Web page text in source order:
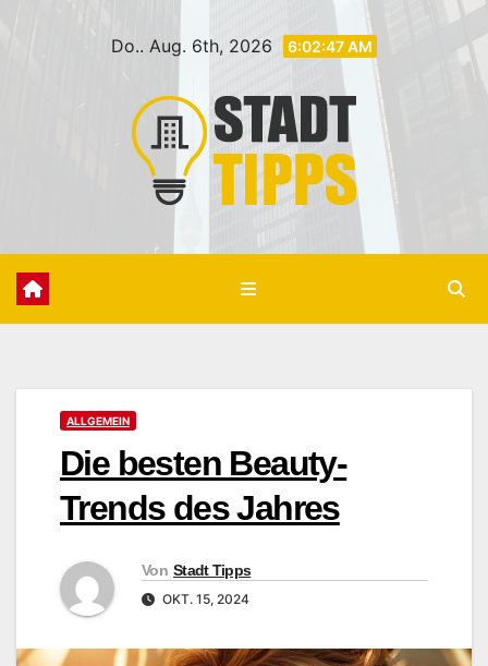
Do.. Aug. 6th, 2026 6:02:49 AM
ALLGEMEIN
Die besten Beauty-
Trends des Jahres
Von Stadt Tipps
OKT. 15, 2024